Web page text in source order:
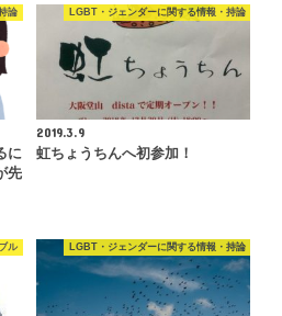
論
に
先
LGBT・ジェンダーに関する情報・持論
2019.3.9
虹ちょうちんへ初参加！
ル LGBT・ジェンダーに関する情報・持論